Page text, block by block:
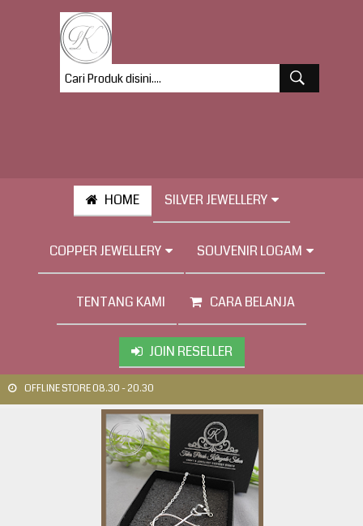
HOME SILVER JEWELLERY
COPPER JEWELLERY SOUVENIR LOGAM
TENTANG KAMI CARA BELANJA
JOIN RESELLER
OFFLINE STORE 08.30 - 20.30